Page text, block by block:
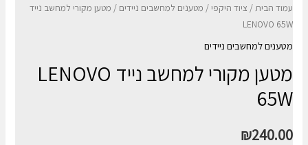
עמוד הבית/ ציוד היקפי/ מטענים למחשבים ניידים / מטען מקורי למחשב נייד
LENOVO 65W
מטענים למחשבים ניידים
מטען מקורי למחשב נייד LENOVO
65W
₪240.00